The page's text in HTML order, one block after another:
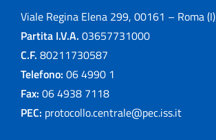
Viale Regina Elena 299, 00161 – Roma (I)
Partita I.V.A. 03657731000
C.F. 80211730587
Telefono: 06 4990 1
Fax: 06 4938 7118
PEC: protocollo.centrale@pec.iss.it